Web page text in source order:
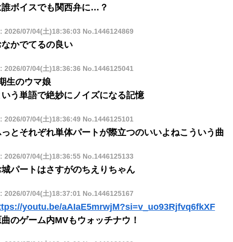
誰ボイスでも関西弁に…？
: 2026/07/04(土)18:36:03 No.1446124869
なかでてるの良い
2026/07/04(土)18:36:36 No.1446125041
生のウマ娘
いう単語で絶妙にノイズになる記憶
: 2026/07/04(土)18:36:49No.1446125101
とそれぞれ単体パートが際立つのいいよねこういう曲
2026/07/04(土)18:36:55No.1446125133
城パートはさすがのちえりちゃん
2026/07/04(土)18:37:01No.1446125167
youtu.be/aAIaE5mrwjM?si=v_uo93Rjfvq6fkXF
曲のゲーム内MVもウォッチナウ！